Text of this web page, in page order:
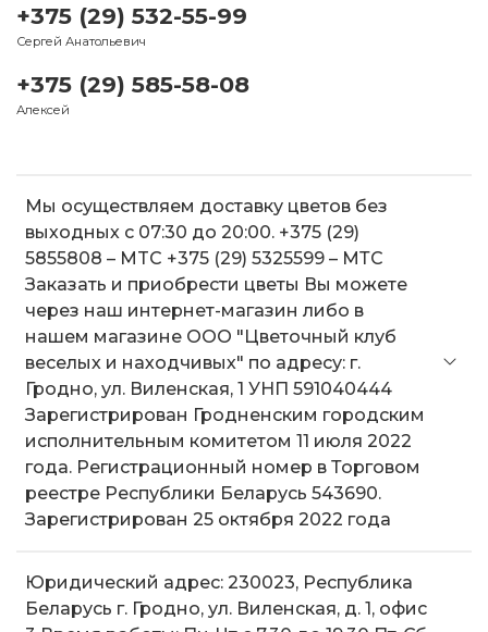
Мы осуществляем доставку цветов без
выходных с 07:30 до 20:00. +375 (29)
5855808 – MTC +375 (29) 5325599 – МТС
Заказать и приобрести цветы Вы можете
через наш интернет-магазин либо в
нашем магазине ООО "Цветочный клуб
веселых и находчивых" по адресу: г.
Гродно, ул. Виленская, 1 УНП 591040444
Зарегистрирован Гродненским городским
исполнительным комитетом 11 июля 2022
года. Регистрационный номер в Торговом
реестре Республики Беларусь 543690.
Зарегистрирован 25 октября 2022 года
Юридический адрес: 230023, Республика
Беларусь г. Гродно, ул. Виленская, д. 1, офис
+375 (29) 532-55-99
Сергей Анатольевич
+375 (29) 585-58-08
Алексей